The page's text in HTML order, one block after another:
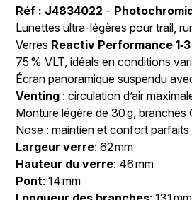
Réf : J4834022 –
Lunettes ultra-légères pour trail,
Verres Reactiv Performance 1‑3
75 % VLT, idéals en conditions
Écran panoramique suspendu
Venting : circulation d’air
Monture légère de 30 g, branches
Nose : maintien et confort
Largeur verre: 62 mm
Hauteur du verre: 46 mm
Pont: 14 mm